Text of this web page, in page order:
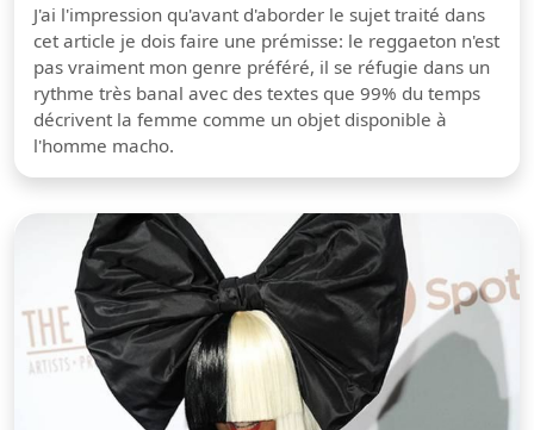
J'ai l'impression qu'avant d'aborder le sujet traité dans
cet article je dois faire une prémisse: le reggaeton n'est
pas vraiment mon genre préféré, il se réfugie dans un
rythme très banal avec des textes que 99% du temps
décrivent la femme comme un objet disponible à
l'homme macho.